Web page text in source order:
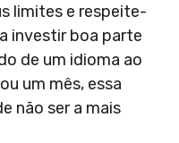
limites e respeite-
investir boa parte
de um idioma ao
um mês, essa
não ser a mais